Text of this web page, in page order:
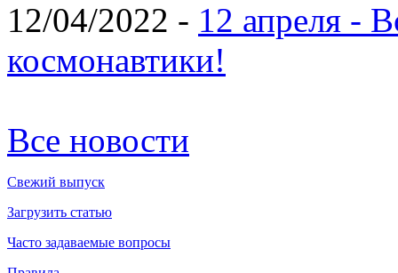
12/04/2022 - 12 апреля -
космонавтики!
Все новости
Свежий выпуск
Загрузить статью
Часто задаваемые вопросы